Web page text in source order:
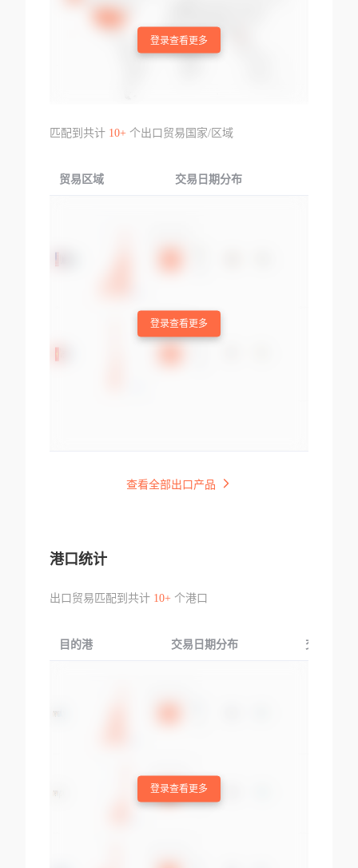
登录查看更多
匹配到共计 10+个出口贸易国家/区域
贸易区域 交易日期分布
登录查看更多
查看全部出口产品
港口统计
出口贸易匹配到共计 10+个港口
目的港 交易日期分布 交易产品
登录查看更多